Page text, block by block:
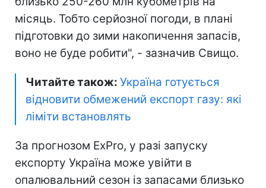
місяць. Тобто серйозної погоди, в плані
підготовки до зими накопичення запасів,
воно не буде робити", - зазначив Свищо.
Читайте також: Україна готується
відновити обмежений експорт газу: які
ліміти встановлять
За прогнозом ExPro, у разі запуску
експорту Україна може увійти в
опалювальний сезон із запасами близько